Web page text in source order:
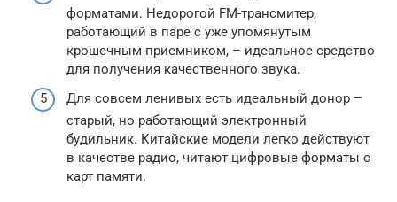
форматами. Недорогой FM-трансмитер,
работающий в паре с уже упомянутым
крошечным приемником, – идеальное средство
для получения качественного звука.
Для совсем ленивых есть идеальный донор –
старый, но работающий электронный
будильник. Китайские модели легко действуют
в качестве радио, читают цифровые форматы с
карт памяти.